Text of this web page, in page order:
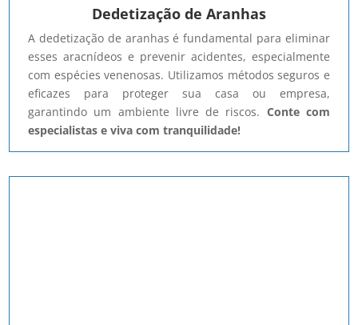
Dedetização de Aranhas
A dedetização de aranhas é fundamental para eliminar
esses aracnídeos e prevenir acidentes, especialmente
com espécies venenosas. Utilizamos métodos seguros e
eficazes para proteger sua casa ou empresa,
garantindo um ambiente livre de riscos. Conte com
especialistas e viva com tranquilidade!